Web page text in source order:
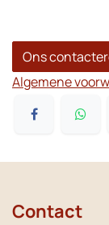
Ons
Algemene
Contact